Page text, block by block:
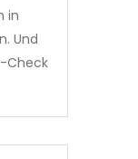
in
Und
Check